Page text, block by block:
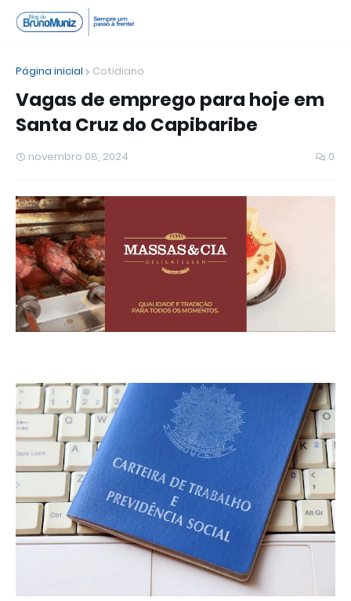
Página inicial Cotidiano
Vagas de emprego para hoje em
Santa Cruz do Capibaribe
novembro 08, 2024 0